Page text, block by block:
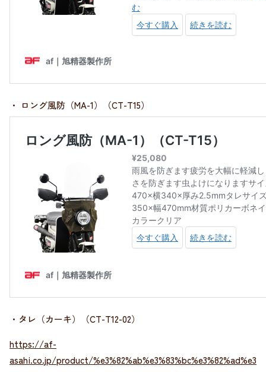
・ ロング風防（MA-1）（CT-T15）
・タレ（カーキ）（CT-T12-02）
https://af-
asahi.co.jp/product/%e3%82%ab%e3%83%bc%e3%82%ad%e3